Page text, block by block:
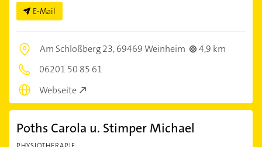
E-Mail
Am Schloßberg 23,69469 Weinheim
4,9 km
06201 50 85 61
Webseite
Poths Carola u. Stimper Michael